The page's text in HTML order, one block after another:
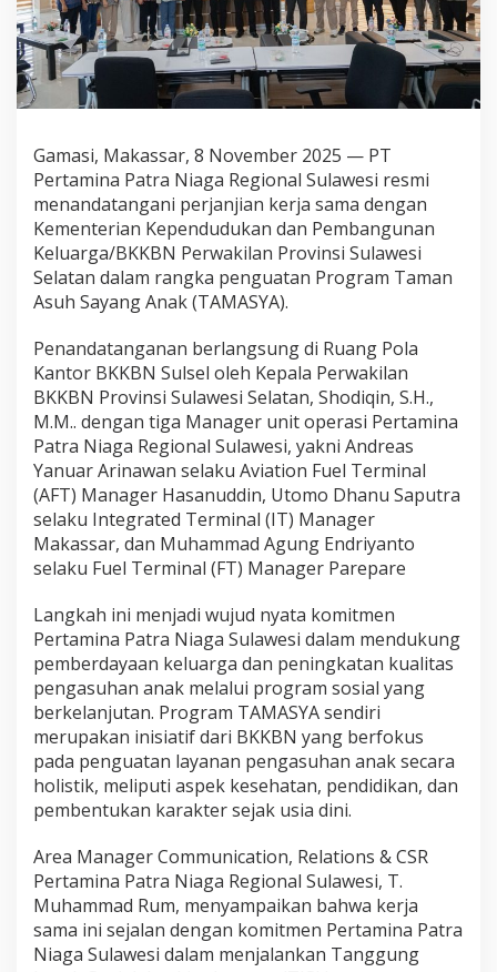
u
l
a
w
d
a
n
B
K
K
B
N
l
s
e
l
B
e
r
k
o
l
a
b
r
a
s
i
D
u
k
u
n
g
S
G
s
L
e
w
a
Gamasi, Makassar, 8 November 2025 — PT
Pertamina Patra Niaga Regional Sulawesi resmi
menandatangani perjanjian kerja sama dengan
Kementerian Kependudukan dan Pembangunan
Keluarga/BKKBN Perwakilan Provinsi Sulawesi
Selatan dalam rangka penguatan Program Taman
Asuh Sayang Anak (TAMASYA).
Penandatanganan berlangsung di Ruang Pola
Kantor BKKBN Sulsel oleh Kepala Perwakilan
BKKBN Provinsi Sulawesi Selatan, Shodiqin, S.H.,
M.M.. dengan tiga Manager unit operasi Pertamina
Patra Niaga Regional Sulawesi, yakni Andreas
Yanuar Arinawan selaku Aviation Fuel Terminal
(AFT) Manager Hasanuddin, Utomo Dhanu Saputra
selaku Integrated Terminal (IT) Manager
Makassar, dan Muhammad Agung Endriyanto
selaku Fuel Terminal (FT) Manager Parepare
Langkah ini menjadi wujud nyata komitmen
Pertamina Patra Niaga Sulawesi dalam mendukung
pemberdayaan keluarga dan peningkatan kualitas
pengasuhan anak melalui program sosial yang
berkelanjutan. Program TAMASYA sendiri
merupakan inisiatif dari BKKBN yang berfokus
pada penguatan layanan pengasuhan anak secara
holistik, meliputi aspek kesehatan, pendidikan, dan
pembentukan karakter sejak usia dini.
Area Manager Communication, Relations & CSR
Pertamina Patra Niaga Regional Sulawesi, T.
Muhammad Rum, menyampaikan bahwa kerja
sama ini sejalan dengan komitmen Pertamina Patra
Niaga Sulawesi dalam menjalankan Tanggung